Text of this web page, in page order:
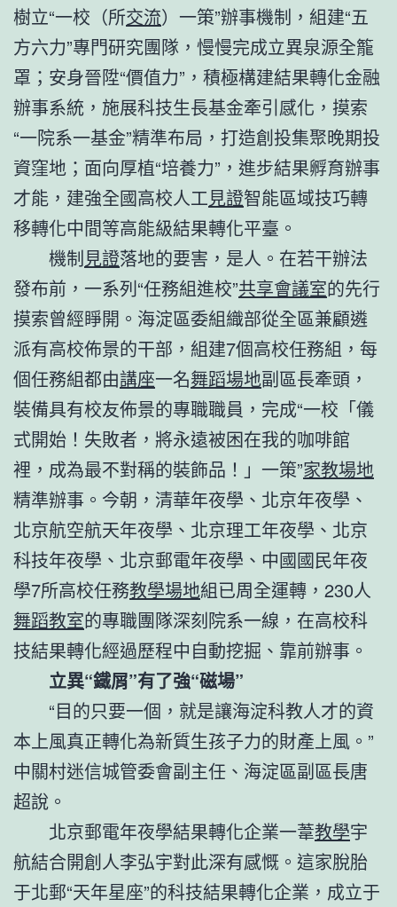
樹立“一校（所交流）一策”辦事機制，組建“五
方六力”專門研究團隊，慢慢完成立異泉源全籠
罩；安身晉陞“價值力”，積極構建結果轉化金融
辦事系統，施展科技生長基金牽引感化，摸索
“一院系一基金”精準布局，打造創投集聚晚期投
資窪地；面向厚植“培養力”，進步結果孵育辦事
才能，建強全國高校人工見證智能區域技巧轉
移轉化中間等高能級結果轉化平臺。
機制見證落地的要害，是人。在若干辦法
發布前，一系列“任務組進校”共享會議室的先行
摸索曾經睜開。海淀區委組織部從全區兼顧遴
派有高校佈景的干部，組建7個高校任務組，每
個任務組都由講座一名舞蹈場地副區長牽頭，
裝備具有校友佈景的專職職員，完成“一校「儀
式開始！失敗者，將永遠被困在我的咖啡館
裡，成為最不對稱的裝飾品！」一策”家教場地
精準辦事。今朝，清華年夜學、北京年夜學、
北京航空航天年夜學、北京理工年夜學、北京
科技年夜學、北京郵電年夜學、中國國民年夜
學7所高校任務教學場地組已周全運轉，230人
舞蹈教室的專職團隊深刻院系一線，在高校科
技結果轉化經過歷程中自動挖掘、靠前辦事。
立異“鐵屑”有了強“磁場”
“目的只要一個，就是讓海淀科教人才的資
本上風真正轉化為新質生孩子力的財產上風。”
中關村迷信城管委會副主任、海淀區副區長唐
超說。
北京郵電年夜學結果轉化企業一葦教學宇
航結合開創人李弘宇對此深有感慨。這家脫胎
于北郵“天年星座”的科技結果轉化企業，成立于